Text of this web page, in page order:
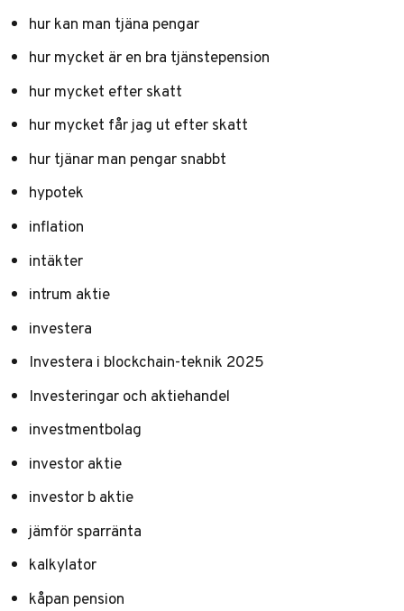
hur kan man tjäna pengar
hur mycket är en bra tjänstepension
hur mycket efter skatt
hur mycket får jag ut efter skatt
hur tjänar man pengar snabbt
hypotek
inflation
intäkter
intrum aktie
investera
Investera i blockchain-teknik 2025
Investeringar och aktiehandel
investmentbolag
investor aktie
investor b aktie
jämför sparränta
kalkylator
kåpan pension